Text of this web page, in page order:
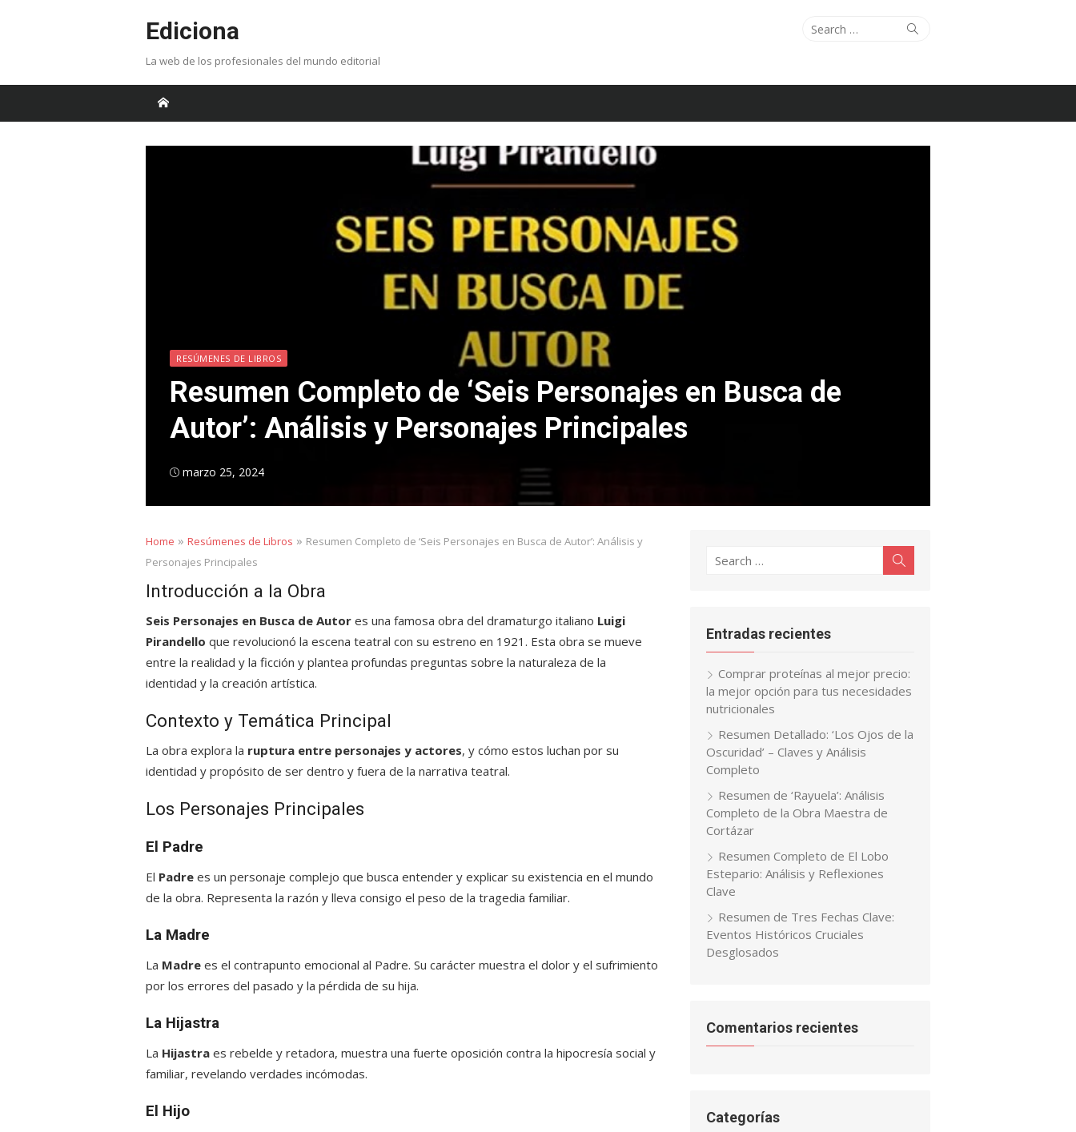
Ediciona
La web de los profesionales del mundo editorial
Search
Search
RESÚMENES DE LIBROS
Resumen Completo de ‘Seis Personajes en Busca de
Autor’: Análisis y Personajes Principales
Posted
marzo 25, 2024
Home » Resúmenes de Libros » Resumen Completo de ‘Seis Personajes en Busca de Autor’: Análisis y
Personajes Principales
Introducción a la Obra
Seis Personajes en Busca de Autor es una famosa obra del dramaturgo italiano Luigi
Pirandello que revolucionó la escena teatral con su estreno en 1921. Esta obra se mueve
entre la realidad y la ficción y plantea profundas preguntas sobre la naturaleza de la
identidad y la creación artística.
Contexto y Temática Principal
La obra explora la ruptura entre personajes y actores, y cómo estos luchan por su
identidad y propósito de ser dentro y fuera de la narrativa teatral.
Los Personajes Principales
El Padre
El Padre es un personaje complejo que busca entender y explicar su existencia en el mundo
de la obra. Representa la razón y lleva consigo el peso de la tragedia familiar.
La Madre
La Madre es el contrapunto emocional al Padre. Su carácter muestra el dolor y el sufrimiento
por los errores del pasado y la pérdida de su hija.
La Hijastra
La Hijastra es rebelde y retadora, muestra una fuerte oposición contra la hipocresía social y
familiar, revelando verdades incómodas.
El Hijo
Search
Entradas recientes
Comprar proteínas al mejor precio:
la mejor opción para tus necesidades
nutricionales
Resumen Detallado: ‘Los Ojos de la
Oscuridad’ – Claves y Análisis
Completo
Resumen de ‘Rayuela’: Análisis
Completo de la Obra Maestra de
Cortázar
Resumen Completo de El Lobo
Estepario: Análisis y Reflexiones
Clave
Resumen de Tres Fechas Clave:
Eventos Históricos Cruciales
Desglosados
Comentarios recientes
Categorías